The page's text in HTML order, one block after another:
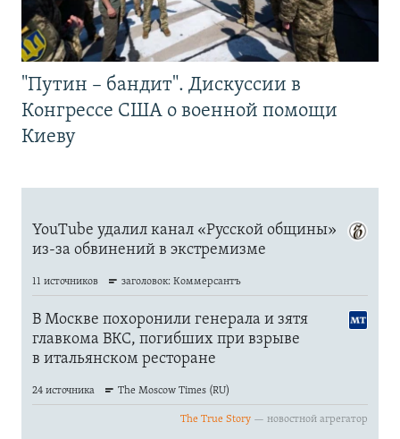
"Путин – бандит". Дискуссии в
Конгрессе США о военной помощи
Киеву